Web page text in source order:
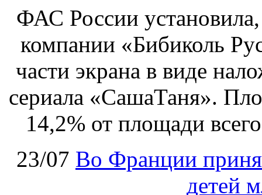
ФАС России установила,
компании «Бибиколь
части экрана в виде
сериала «СашаТаня».
14,2% от площади
23/07 Во Франции
детей